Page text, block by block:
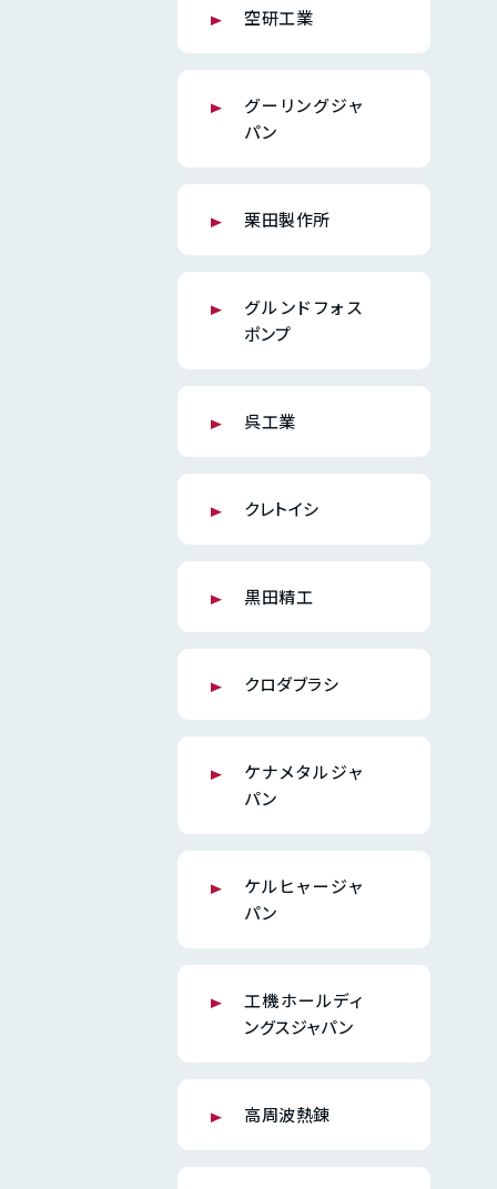
空研工業
グーリングジャ
パン
栗田製作所
グルンドフォス
ポンプ
呉工業
クレトイシ
黒田精工
クロダブラシ
ケナメタルジャ
パン
ケルヒャージャ
パン
工機ホールディ
ングスジャパン
高周波熱錬